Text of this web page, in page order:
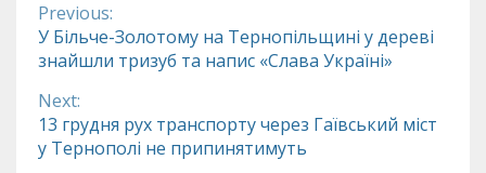
Continue
Reading
Previous:
У Більче-Золотому на Тернопільщині у дереві
знайшли тризуб та напис «Слава Україні»
Next:
13 грудня рух транспорту через Гаївський міст
у Тернополі не припинятимуть